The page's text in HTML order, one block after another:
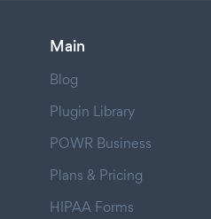
Main
Blog
Plugin Library
POWR Business
Plans & Pricing
HIPAA Forms